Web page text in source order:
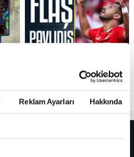
Reklam Ayarları Hakkında